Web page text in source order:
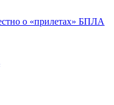
о «прилетах» БПЛА